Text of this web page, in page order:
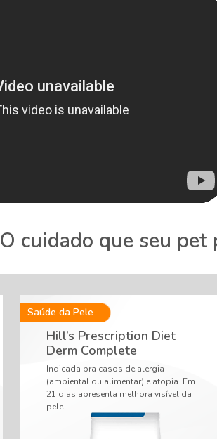
O cuidado que seu pet
Hill’s Prescription Diet
Derm Complete
Indicada pra casos de alergia
(ambiental ou alimentar) e atopia. Em
21 dias apresenta melhora visível da
pele.